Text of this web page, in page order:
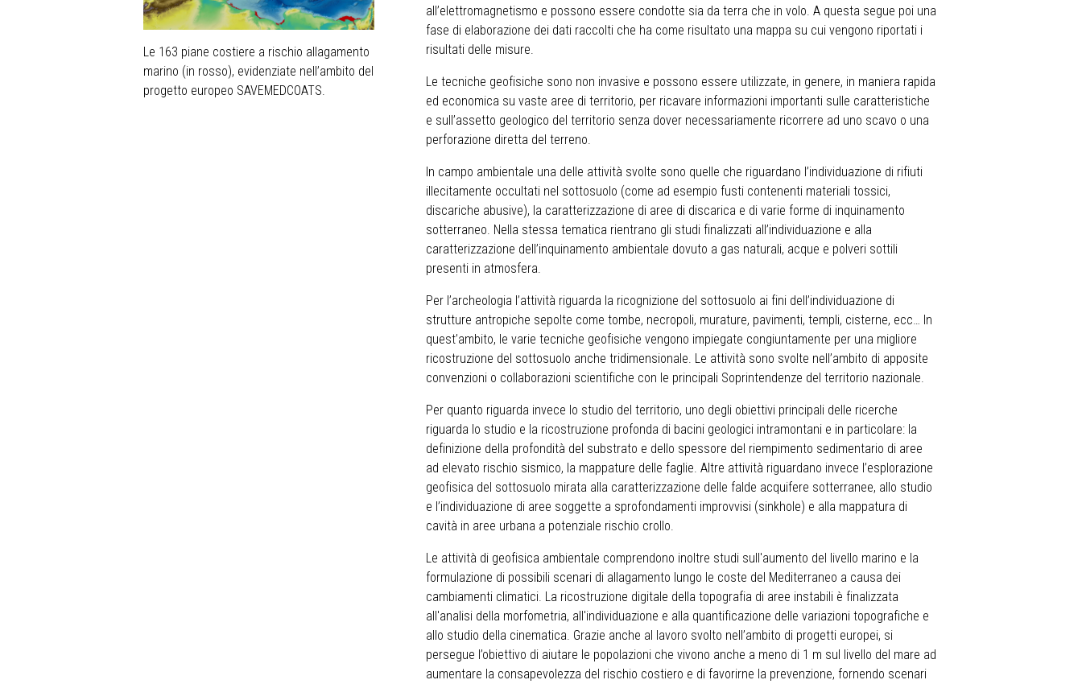
Le 163 piane costiere a rischio allagamento
marino (in rosso), evidenziate nell’ambito del
progetto europeo SAVEMEDCOATS
all’elettromagnetismo e possono essere condotte sia da terra che in volo. A questa segue poi una
fase di elaborazione dei dati raccolti che ha come risultato una mappa su cui vengono riportati i
risultati delle misure.
Le tecniche geofisiche sono non invasive e possono essere utilizzate, in genere, in maniera rapida
ed economica su vaste aree di territorio, per ricavare informazioni importanti sulle caratteristiche
e sull’assetto geologico del territorio senza dover necessariamente ricorrere ad uno scavo o una
perforazione diretta del terreno.
In campo ambientale una delle attività svolte sono quelle che riguardano l’individuazione di rifiuti
illecitamente occultati nel sottosuolo (come ad esempio fusti contenenti materiali tossici,
discariche abusive), la caratterizzazione di aree di discarica e di varie forme di inquinamento
sotterraneo. Nella stessa tematica rientrano gli studi finalizzati all’individuazione e alla
caratterizzazione dell’inquinamento ambientale dovuto a gas naturali, acque e polveri sottili
presenti in atmosfera.
Per l’archeologia l’attività riguarda la ricognizione del sottosuolo ai fini dell’individuazione di
strutture antropiche sepolte come tombe, necropoli, murature, pavimenti, templi, cisterne, ecc… In
quest’ambito, le varie tecniche geofisiche vengono impiegate congiuntamente per una migliore
ricostruzione del sottosuolo anche tridimensionale. Le attività sono svolte nell’ambito di apposite
convenzioni o collaborazioni scientifiche con le principali Soprintendenze del territorio nazionale.
Per quanto riguarda invece lo studio del territorio, uno degli obiettivi principali delle ricerche
riguarda lo studio e la ricostruzione profonda di bacini geologici intramontani e in particolare: la
definizione della profondità del substrato e dello spessore del riempimento sedimentario di aree
ad elevato rischio sismico, la mappature delle faglie. Altre attività riguardano invece l’esplorazione
geofisica del sottosuolo mirata alla caratterizzazione delle falde acquifere sotterranee, allo studio
e l’individuazione di aree soggette a sprofondamenti improvvisi (sinkhole) e alla mappatura di
cavità in aree urbana a potenziale rischio crollo.
Le attività di geofisica ambientale comprendono inoltre studi sull'aumento del livello marino e la
formulazione di possibili scenari di allagamento lungo le coste del Mediterraneo a causa dei
cambiamenti climatici. La ricostruzione digitale della topografia di aree instabili è finalizzata
all'analisi della morfometria, all'individuazione e alla quantificazione delle variazioni topografiche e
allo studio della cinematica. Grazie anche al lavoro svolto nell’ambito di progetti europei, si
persegue l’obiettivo di aiutare le popolazioni che vivono anche a meno di 1 m sul livello del mare ad
aumentare la consapevolezza del rischio costiero e di favorirne la prevenzione, fornendo scenari